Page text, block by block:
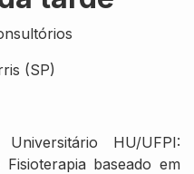
(SP)
HU/UFPI:
baseado em